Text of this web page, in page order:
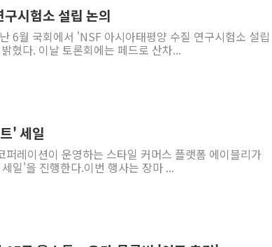
시험소 설립 논의
6월 국회에서 'NSF 아시아태평양 수질 연구시험소 설립
혔다. 이날 토론회에는 페드로 산차...
' 세일
레이션이 운영하는 스타일 커머스 플랫폼 에이블리가
일'을 진행한다.이번 행사는 장마 ...